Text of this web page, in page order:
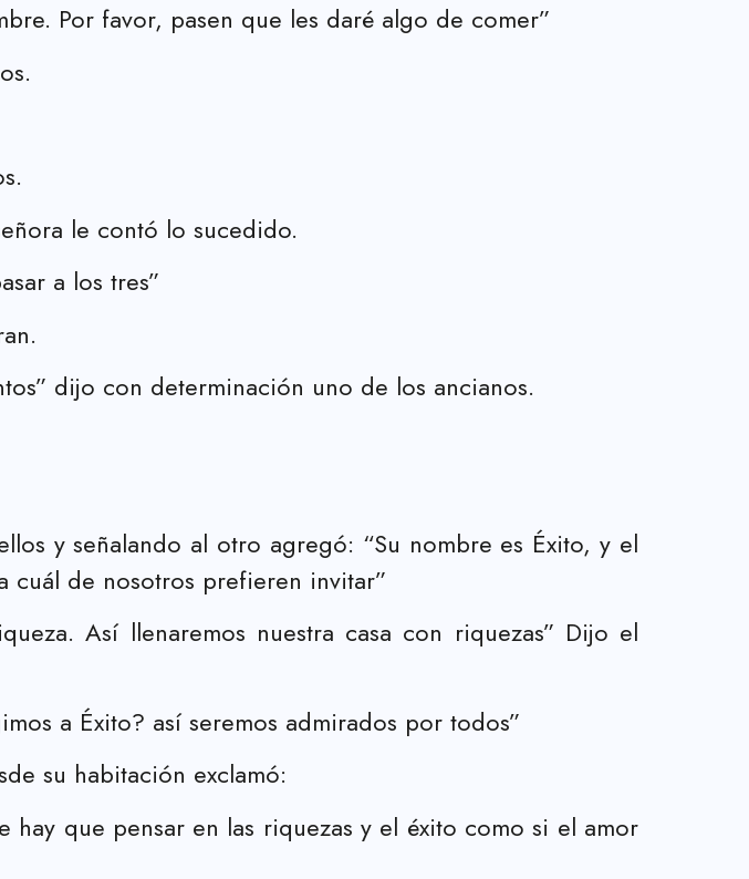
Por favor, pasen que les daré algo de comer”
le contó lo sucedido.
a los tres”
dijo con determinación uno de los ancianos.
y señalando al otro agregó: “Su nombre es Éxito, y el
de nosotros prefieren invitar”
Así llenaremos nuestra casa con riquezas” Dijo el
a Éxito? así seremos admirados por todos”
su habitación exclamó:
hay que pensar en las riquezas y el éxito como si el amor